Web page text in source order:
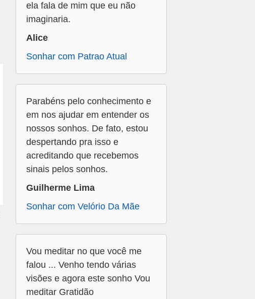
ela fala de mim que eu não
imaginaria.
Alice
Sonhar com Patrao Atual
Parabéns pelo conhecimento e
em nos ajudar em entender os
nossos sonhos. De fato, estou
despertando pra isso e
acreditando que recebemos
sinais pelos sonhos.
Guilherme Lima
Sonhar com Velório Da Mãe
Vou meditar no que você me
falou ... Venho tendo várias
visões e agora este sonho Vou
meditar Gratidão